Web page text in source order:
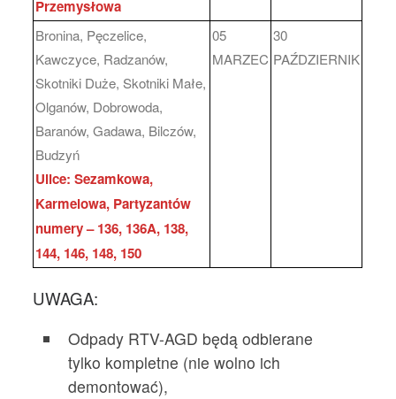
Przemysłowa
Bronina, Pęczelice,
Kawczyce, Radzanów,
Skotniki Duże, Skotniki Małe,
Olganów, Dobrowoda,
Baranów, Gadawa, Bilczów,
Budzyń
Ulice: Sezamkowa,
Karmelowa, Partyzantów
numery – 136, 136A, 138,
144, 146, 148, 150
05
MARZEC
30
PAŹDZIERNIK
UWAGA:
Odpady RTV-AGD będą odbierane
tylko kompletne (nie wolno ich
demontować),